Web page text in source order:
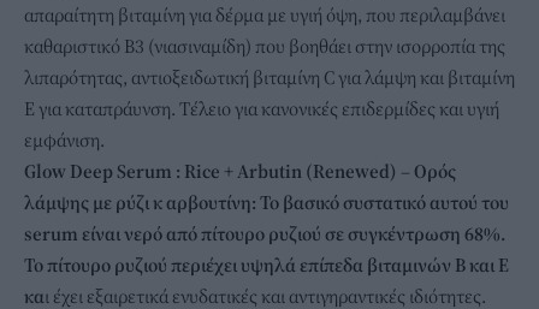
απαραίτητη βιταμίνη για δέρμα με υγιή όψη, που περιλαμβάνει
καθαριστικό B3 (νιασιναμίδη) που βοηθάει στην ισορροπία της
λιπαρότητας, αντιοξειδωτική βιταμίνη C για λάμψη και βιταμίνη
E για καταπράυνση. Τέλειο για κανονικές επιδερμίδες και υγιή
εμφάνιση.
Glow Deep Serum : Rice + Arbutin (Renewed) – Ορός
λάμψης με ρύζι κ αρβουτίνη: Το βασικό συστατικό αυτού του
serum είναι νερό από πίτουρο ρυζιού σε συγκέντρωση 68%.
Το πίτουρο ρυζιού περιέχει υψηλά επίπεδα βιταμινών Β και Ε
και έχει εξαιρετικά ενυδατικές και αντιγηραντικές ιδιότητες.